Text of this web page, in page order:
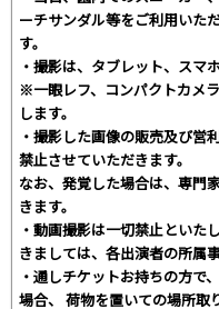
ーチサンダル等をご利用いた
す。
・撮影は、タブレット、スマ
※一眼レフ、コンパクトカメ
します。
・撮影した画像の販売及び営
禁止させていただきます。
なお、発覚した場合は、専門
きます。
・動画撮影は一切禁止といた
きましては、各出演者の所属
・通しチケットお持ちの方で
場合、 荷物を置いての場所取